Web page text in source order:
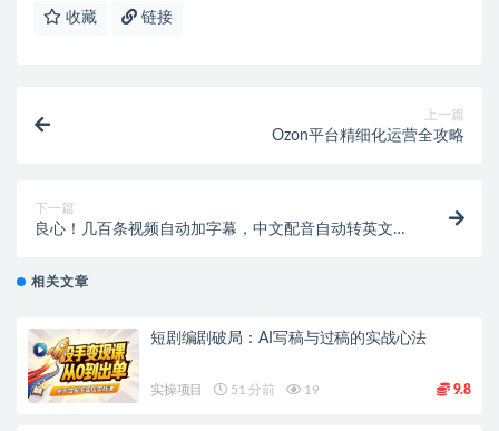
收藏 链接
上一篇
Ozon平台精细化运营全攻略
下一篇
良心！几百条视频自动加字幕，中文配音自动转英文字
相关文章
短剧编剧破局：AI写稿与过稿的实战心法
实操项目 51 分前 19 9.8